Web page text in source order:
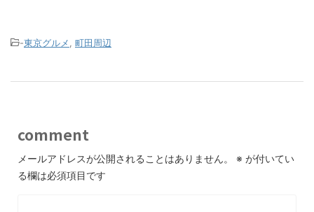
-東京グルメ 町田周辺
comment
メールアドレスが公開されることはありません。 ※ が付いてい
る欄は必須項目です